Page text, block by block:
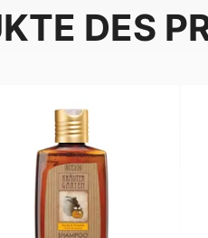
DES